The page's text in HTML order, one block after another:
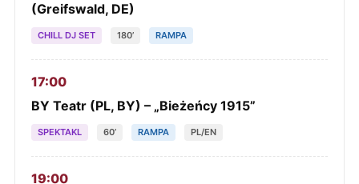
(Greifswald, DE)
CHILL DJ SET 180’ RAMPA
17:00
BY Teatr (PL, BY) – „Bieżeńcy 1915”
SPEKTAKL 60’ RAMPA PL/EN
19:00